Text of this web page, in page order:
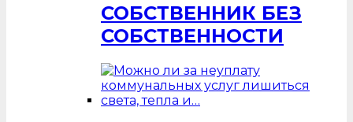
СОБСТВЕННИК БЕЗ
СОБСТВЕННОСТИ